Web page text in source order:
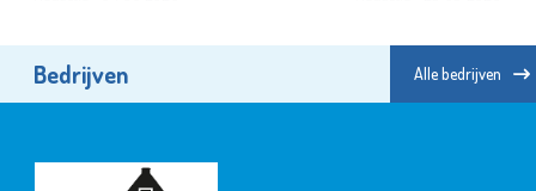
Bedrijven Alle bedrijven